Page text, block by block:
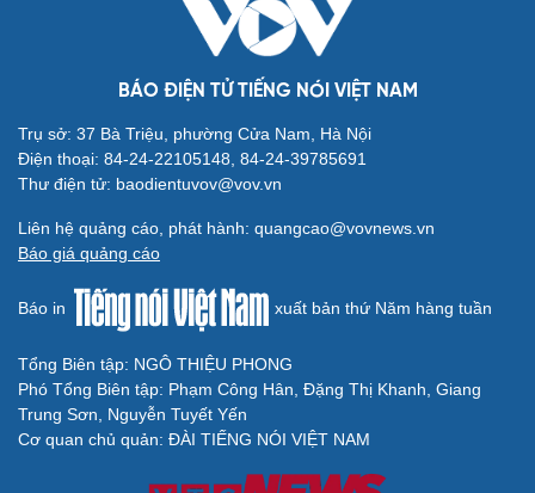
BÁO ĐIỆN TỬ TIẾNG NÓI VIỆT NAM
Trụ sở: 37 Bà Triệu, phường Cửa Nam, Hà Nội
Điện thoại: 84-24-22105148, 84-24-39785691
Thư điện tử: baodientuvov@vov.vn
Liên hệ quảng cáo, phát hành: quangcao@vovnews.vn
Báo giá quảng cáo
Báo in xuất bản thứ Năm hàng tuần
Tổng Biên tập: NGÔ THIỆU PHONG
Phó Tổng Biên tập: Phạm Công Hân, Đặng Thị Khanh, Giang
Trung Sơn, Nguyễn Tuyết Yến
Cơ quan chủ quản: ĐÀI TIẾNG NÓI VIỆT NAM